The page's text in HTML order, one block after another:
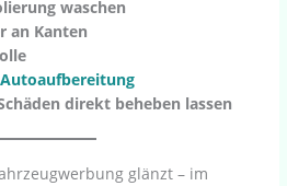
waschen
an Kanten
direkt beheben lassen
glänzt – im